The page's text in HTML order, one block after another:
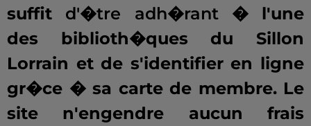
suffit d'�tre adh�rant� l'une
des biblioth�ques du Sillon
Lorrain et de s'identifier en ligne
gr�ce � sa carte de membre. Le
site n'engendre aucun frais